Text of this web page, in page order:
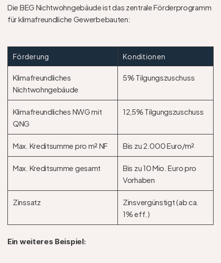
Die BEG Nichtwohngebäude ist das zentrale Förderprogramm
für klimafreundliche Gewerbebauten:
Förderung Konditionen
Klimafreundliches
Nichtwohngebäude
5% Tilgungszuschuss
Klimafreundliches NWG mit
QNG
12,5% Tilgungszuschuss
Max. Kreditsumme pro m² NF
Bis zu 2.000 Euro/m²
Max. Kreditsumme gesamt
Bis zu 10 Mio. Euro pro
Vorhaben
Zinssatz
Zinsvergünstigt (ab ca.
1% eff.)
Ein weiteres Beispiel: